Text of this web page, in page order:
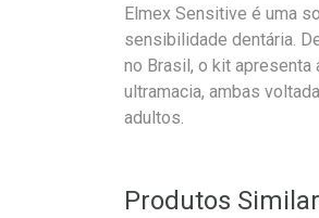
Elmex Sensitive é uma
sensibilidade dentária.
no Brasil, o kit apresenta
ultramacia, ambas
adultos.
Produtos